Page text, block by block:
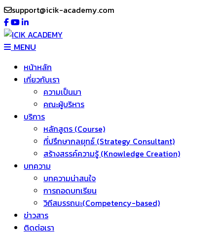
support@icik-academy.com
MENU
หน้าหลัก
เกี่ยวกับเรา
ความเป็นมา
คณะผู้บริหาร
บริการ
หลักสูตร (Course)
ที่ปรึกษากลยุทธ์ (Strategy Consultant)
สร้างสรรค์ความรู้ (Knowledge Creation)
บทความ
บทความน่าสนใจ
การถอดบทเรียน
วิถีสมรรถนะ(Competency-based)
ข่าวสาร
ติดต่อเรา